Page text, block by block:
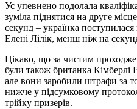
Ус упевнено подолала
зуміла піднятися на друге
секунд – українка
Елені Лілік, менш ніж на
Цікаво, що за чистим
були також британка Кімберлі
але вони заробили штрафи за
нижче у підсумковому
трійку призерів.